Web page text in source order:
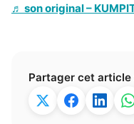
♬ son original –
Partager cet article